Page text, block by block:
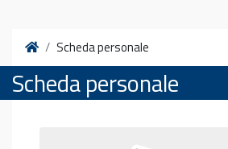
HomeScheda personale
Scheda personale